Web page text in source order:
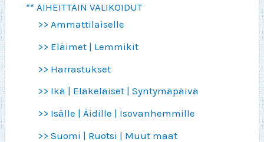
** AIHEITTAIN VALIKOIDUT
>> Ammattilaiselle
>> Eläimet | Lemmikit
>> Harrastukset
>> Ikä | Eläkeläiset | Syntymäpäivä
>> Isälle | Äidille | Isovanhemmille
>> Suomi | Ruotsi | Muut maat